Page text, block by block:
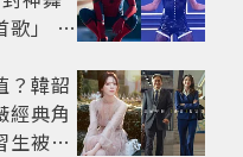
歌」 造
？韓韶
經典角
生被